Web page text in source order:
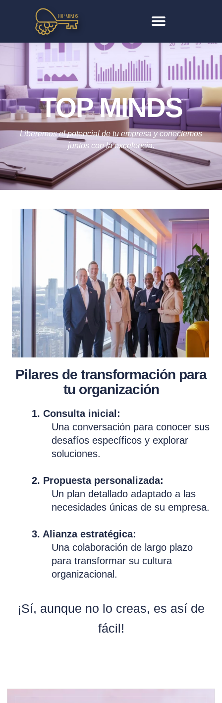
TOP MINDS
Liberemos el potencial de tu empresa y conectemos
juntos con la excelencia.
Pilares de transformación para
tu organización
1. Consulta inicial:
Una conversación para conocer sus
desafíos específicos y explorar
soluciones.
2. Propuesta personalizada:
Un plan detallado adaptado a las
necesidades únicas de su empresa.
3. Alianza estratégica:
Una colaboración de largo plazo
para transformar su cultura
organizacional.
¡Sí, aunque no lo creas, es así de
fácil!